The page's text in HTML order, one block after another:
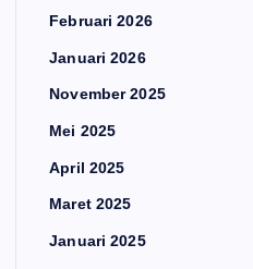
Februari 2026
Januari 2026
November 2025
Mei 2025
April 2025
Maret 2025
Januari 2025